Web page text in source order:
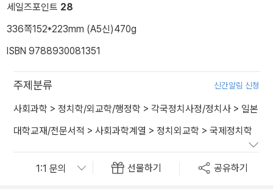
세일즈포인트 28
336쪽152*223mm (A5신)470g
ISBN 9788930081351
주제분류 신간알림 신청
사회과학 > 정치학/외교학/행정학 > 각국정치사정/정치사 > 일본
대학교재/전문서적 > 사회과학계열 > 정치외교학 > 국제정치학
선물하기 공유하기